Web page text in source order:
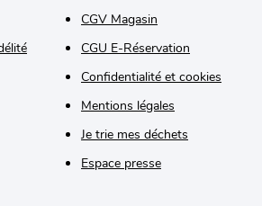
CGV Magasin
CGU E-Réservation
Confidentialité et cookies
Mentions légales
Je trie mes déchets
Espace presse